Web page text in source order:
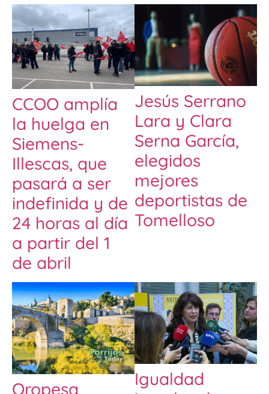
CCOO amplía
la huelga en
Siemens-
Illescas, que
pasará a ser
indefinida y de
24 horas al día
a partir del 1
de abril
Jesús Serrano
Lara y Clara
Serna García,
elegidos
mejores
deportistas de
Tomelloso
Oropesa
Igualdad